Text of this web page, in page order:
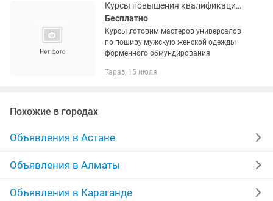
Курсы повышения квалификации,готовим мастеров универсалов по пошиву
Бесплатно
Курсы ,готовим мастеров универсалов
по пошиву мужскую женской одежды
форменного обмундирования
Тараз, 15 июля
Похожие в городах
Объявления в Астане
Объявления в Алматы
Объявления в Караганде